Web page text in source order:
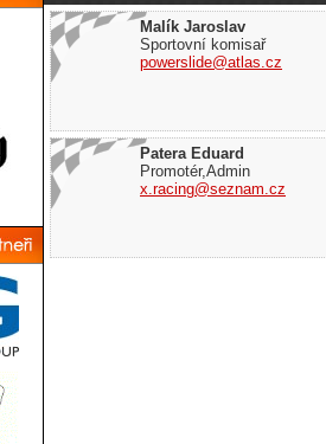
Malík Jaroslav
Sportovní komisař
powerslide@atlas.cz
Patera Eduard
Promotér,Admin
x.racing@seznam.cz